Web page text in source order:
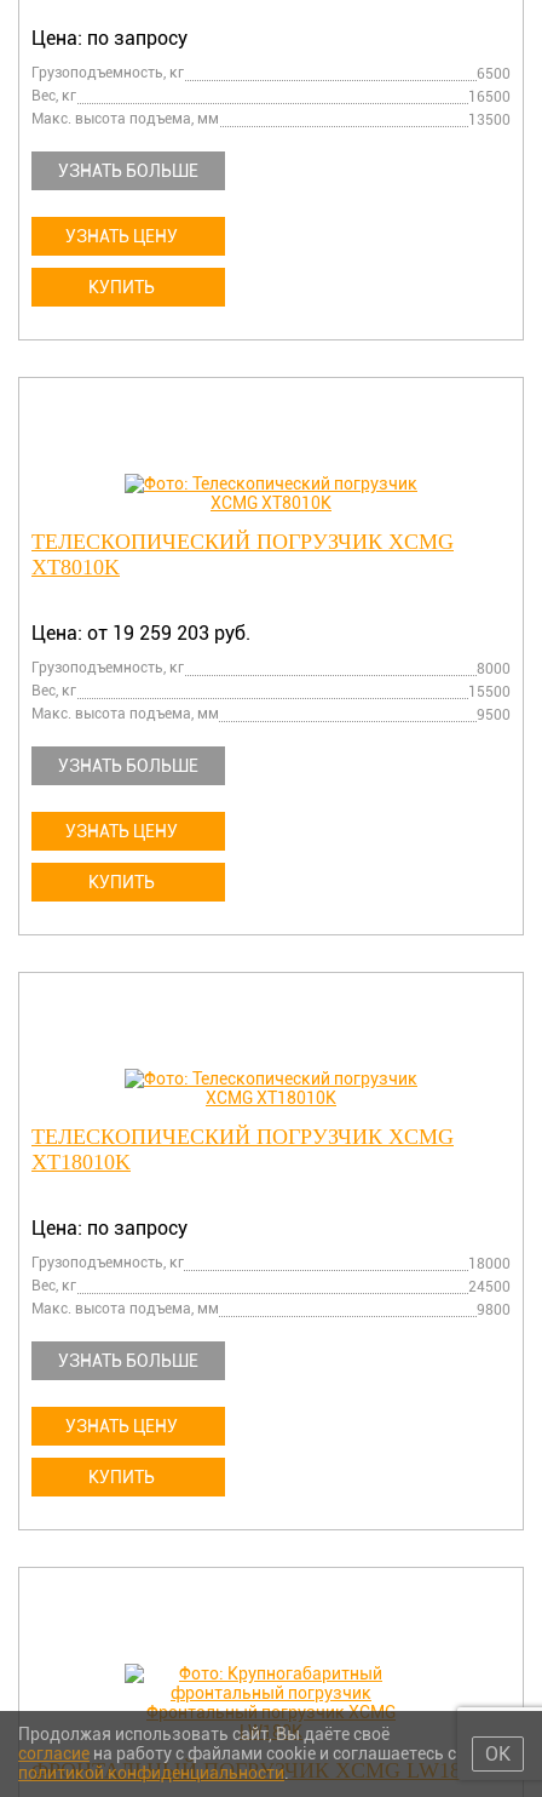
Цена: по запросу
Грузоподъемность, кг
6500
Вес, кг
16500
Макс. высота подъема, мм
13500
УЗНАТЬ БОЛЬШЕ
УЗНАТЬ ЦЕНУ
КУПИТЬ
ТЕЛЕСКОПИЧЕСКИЙ ПОГРУЗЧИК XCMG
XT8010K
Цена: от 19 259 203 руб.
Грузоподъемность, кг
8000
Вес, кг
15500
Макс. высота подъема, мм
9500
УЗНАТЬ БОЛЬШЕ
УЗНАТЬ ЦЕНУ
КУПИТЬ
ТЕЛЕСКОПИЧЕСКИЙ ПОГРУЗЧИК XCMG
XT18010K
Цена: по запросу
Грузоподъемность, кг
18000
Вес, кг
24500
Макс. высота подъема, мм
9800
УЗНАТЬ БОЛЬШЕ
УЗНАТЬ ЦЕНУ
КУПИТЬ
ФРОНТАЛЬНЫЙ ПОГРУЗЧИК XCMG LW180K
Продолжая использовать сайт, Вы даёте своё
согласие на работу с файлами cookie и соглашаетесь с
политикой конфиденциальности.
ОК